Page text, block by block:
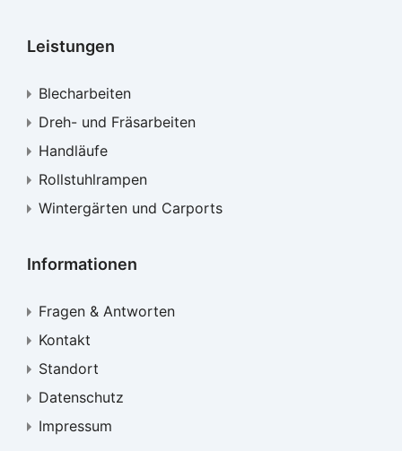
Leistungen
Blecharbeiten
Dreh- und Fräsarbeiten
Handläufe
Rollstuhlrampen
Wintergärten und Carports
Informationen
Fragen & Antworten
Kontakt
Standort
Datenschutz
Impressum